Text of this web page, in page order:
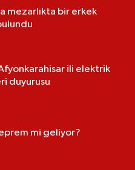
mezarlıkta bir erkek
ili elektrik
duyurusu
mi geliyor?